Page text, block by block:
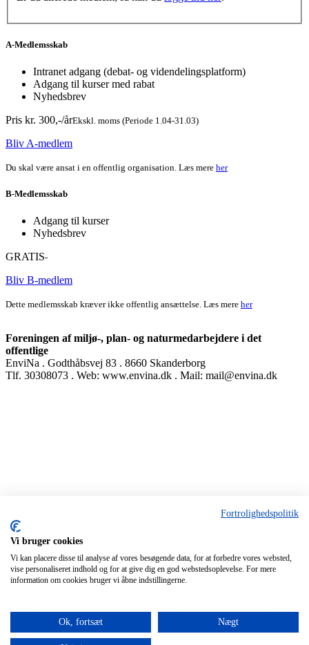
A-Medlemsskab
Intranet adgang (debat- og videndelingsplatform)
Adgang til kurser med rabat
Nyhedsbrev
Pris kr. 300,-/årEkskl. moms (Periode 1.04-31.03)
Bliv A-medlem
Du skal være ansat i en offentlig organisation. Læs mere her
B-Medlemsskab
Adgang til kurser
Nyhedsbrev
GRATIS-
Bliv B-medlem
Dette medlemsskab kræver ikke offentlig ansættelse. Læs mere her
Foreningen af miljø-, plan- og naturmedarbejdere i det
offentlige
EnviNa . Godthåbsvej 83 . 8660 Skanderborg
Tlf. 30308073 . Web: www.envina.dk . Mail: mail@envina.dk
Fortrolighedspolitik
Vi bruger cookies
Vi kan placere disse til analyse af vores besøgende data, for at forbedre vores websted,
vise personaliseret indhold og for at give dig en god webstedsoplevelse. For mere
information om cookies bruger vi åbne indstillingerne.
Ok, fortsæt Nægt